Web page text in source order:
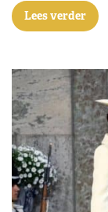
Lees verder